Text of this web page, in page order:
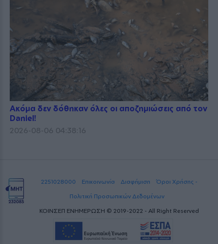
Ακόμα δεν δόθηκαν όλες οι αποζημιώσεις από τον
Daniel!
2026-08-06 04:38:16
2251028000 Επικοινωνία Διαφήμιση
Όροι Χρήσης -
Πολιτική Προσωπικών Δεδομένων
ΚΟΙΝΣΕΠ ΕΝΗΜΕΡΩΣΗ © 2019-2022 - All Right Reserved